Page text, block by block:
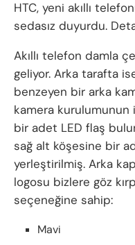
HTC, yeni akıllı
sedasız duyurdu.
Akıllı telefon damla
geliyor. Arka tarafta
benzeyen bir arka
kamera
bir adet LED flaş
sağ alt köşesine bir
yerleştirilmiş. Arka
logosu bizlere göz
seçeneğine sahip:
Mavi